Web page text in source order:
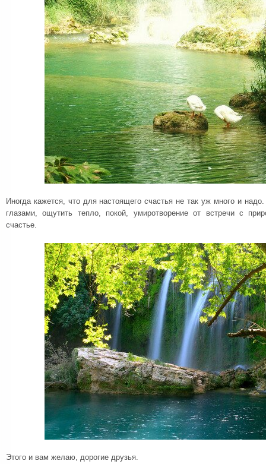
Иногда кажется, что для настоящего счастья не так уж много и
глазами, ощутить тепло, покой, умиротворение от встречи с
счастье.
Этого и вам желаю, дорогие друзья.